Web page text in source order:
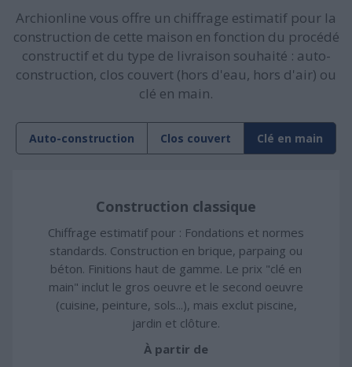
Archionline vous offre un chiffrage estimatif pour la
construction de cette maison en fonction du procédé
constructif et du type de livraison souhaité : auto-
construction, clos couvert (hors d'eau, hors d'air) ou
clé en main.
Auto-construction Clos couvert Clé en main
Construction classique
Chiffrage estimatif pour : Fondations et normes
standards. Construction en brique, parpaing ou
béton. Finitions haut de gamme. Le prix "clé en
main" inclut le gros oeuvre et le second oeuvre
(cuisine, peinture, sols...), mais exclut piscine,
jardin et clôture.
À partir de